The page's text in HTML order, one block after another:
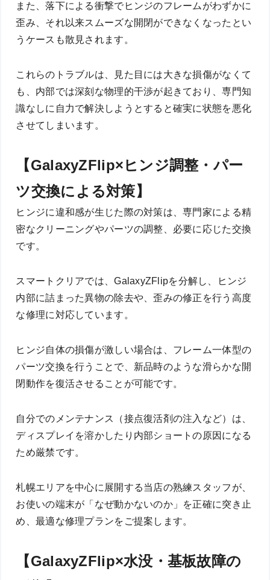
また、落下による衝撃でヒンジのフレームがわずかに
歪み、それ以来スムーズな開閉ができなくなったとい
うケースも散見されます。
これらのトラブルは、見た目には大きな損傷がなくて
も、内部では深刻な物理的干渉が起きており、専門知
識なしに自力で解決しようとすると確実に状態を悪化
させてしまいます。
【GalaxyZFlip×ヒンジ調整・パー
ツ交換による対策】
ヒンジに違和感が生じた際の対策は、専門家による精
密なクリーニングやパーツの調整、必要に応じた交換
です。
スマートクリアでは、GalaxyZFlipを分解し、ヒンジ
内部に詰まった異物の除去や、歪みの修正を行う高度
な修理に対応しています。
ヒンジ自体の損傷が激しい場合は、フレーム一体型の
パーツ交換を行うことで、新品時のような滑らかな開
閉動作を復活させることが可能です。
自分でのメンテナンス（接点復活剤の注入など）は、
ディスプレイを溶かしたり内部ショートの原因になる
ため厳禁です。
札幌エリアを中心に展開する当店の熟練スタッフが、
お使いの端末が「なぜ動かないのか」を正確に突き止
め、最適な修理プランをご提案します。
【GalaxyZFlip×水没・基板故障の